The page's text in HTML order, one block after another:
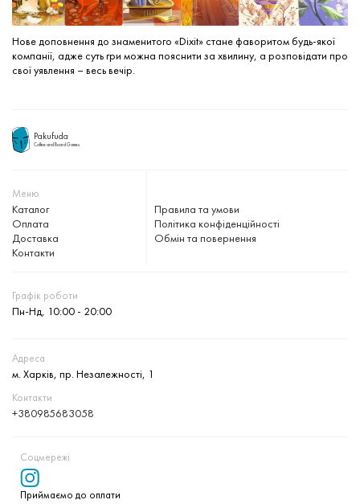
Нове доповнення до знаменитого «Dixit» стане фаворитом будь-якої
компанії, адже суть гри можна пояснити за хвилину, а розповідати про
свої уявлення – весь вечір.
Pakufuda
Coffee and Board Games
Меню
Каталог
Оплата
Доставка
Контакти
Правила та умови
Політика конфіденційності
Обмін та повернення
Графік роботи
Пн-Нд, 10:00 - 20:00
Адреса
м. Харків, пр. Незалежності, 1
Контакти
+380985683058
Соцмережі
Приймаємо до оплати